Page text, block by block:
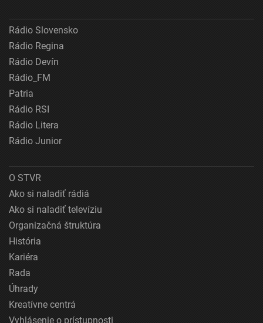
Rádio Slovensko
Rádio Regina
Rádio Devín
Rádio_FM
Patria
Rádio RSI
Rádio Litera
Rádio Junior
O STVR
Ako si naladiť rádiá
Ako si naladiť televíziu
Organizačná štruktúra
História
Kariéra
Rada
Úhrady
Kreatívne centrá
Vyhlásenie o prístupnosti